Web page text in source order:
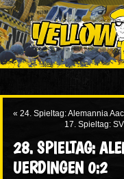
«24. Spieltag: Alemannia
17. Spieltag:
28. SPIELTAG:
UERDINGEN 0:2